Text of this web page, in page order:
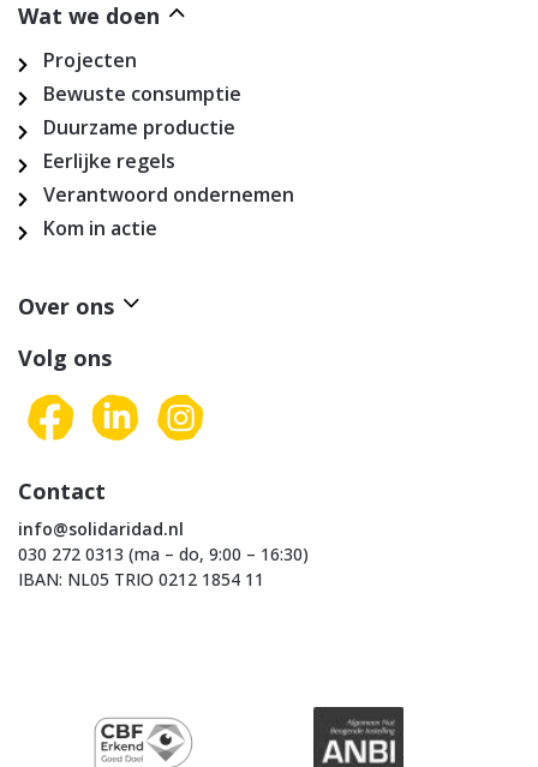
Wat we doen
Projecten
Bewuste consumptie
Duurzame productie
Eerlijke regels
Verantwoord ondernemen
Kom in actie
Over ons
Volg ons
Contact
info@solidaridad.nl
030 272 0313 (ma – do, 9:00 – 16:30)
IBAN: NL05 TRIO 0212 1854 11